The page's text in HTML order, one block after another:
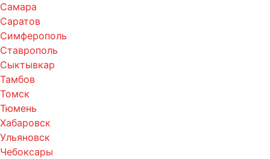
Самара
Саратов
Симферополь
Ставрополь
Сыктывкар
Тамбов
Томск
Тюмень
Хабаровск
Ульяновск
Чебоксары